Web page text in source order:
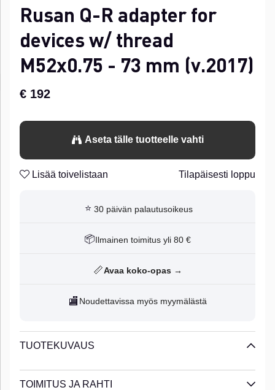
Rusan Q-R adapter for
devices w/ thread
M52x0.75 - 73 mm (v.2017)
€ 192
Aseta tälle tuotteelle vahti
Lisää toivelistaan Tilapäisesti loppu
⭐ 30 päivän palautusoikeus
📦 Ilmainen toimitus yli 80 €
📏Avaa koko-opas →
🏬 Noudettavissa myös myymälästä
TUOTEKUVAUS
TOIMITUS JA RAHTI